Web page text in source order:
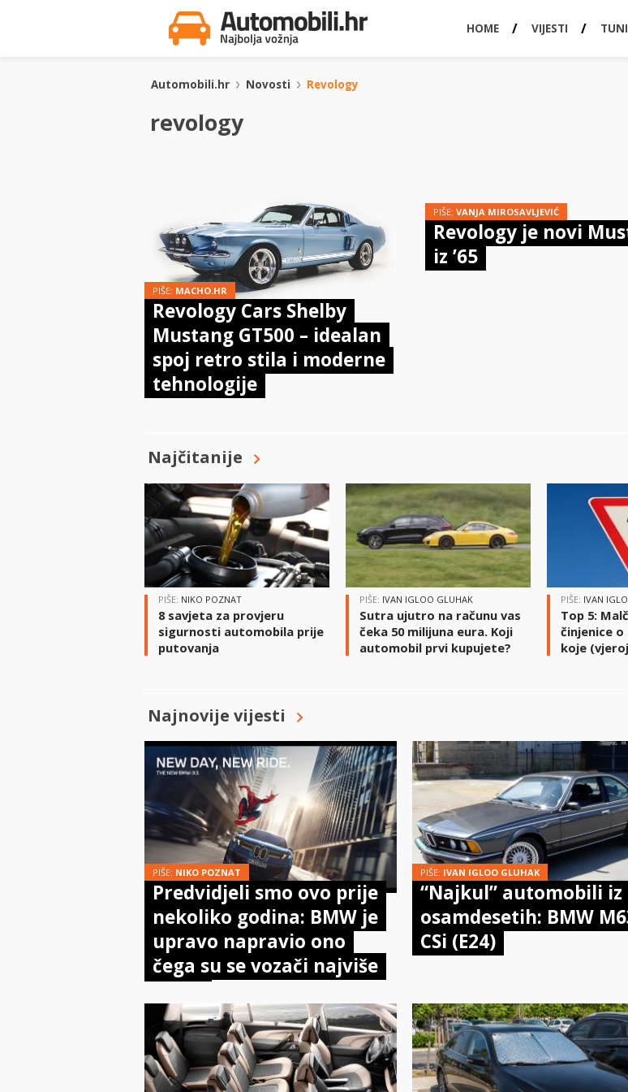
HOME VIJESTI
Automobili.hr Novosti Revology
revology
PIŠE: MACHO.HR
Revology Cars Shelby
Mustang GT500 – idealan
spoj retro stila i moderne
tehnologije
PIŠE: VANJA MIROSAVLJEVIĆ
Revology je novi
iz ’65
Najčitanije
PIŠE: NIKO POZNAT
8 savjeta za provjeru
sigurnosti automobila prije
putovanja
PIŠE: IVAN IGLOO GLUHAK
Sutra ujutro na računu vas
čeka 50 milijuna eura. Koji
automobil prvi kupujete?
PIŠE: IVAN
Top 5:
činjenice
koje
Najnovije vijesti
PIŠE: NIKO POZNAT
Predvidjeli smo ovo prije
nekoliko godina: BMW je
upravo napravio ono
čega su se vozači najviše
PIŠE: IVAN IGLOO GLUHAK
“Najkul” automobili iz
osamdesetih: BMW
CSi (E24)